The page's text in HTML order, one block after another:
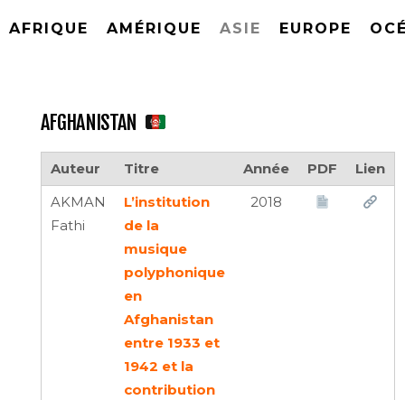
AFRIQUE AMÉRIQUE ASIE EUROPE
AFGHANISTAN
Auteur Titre Année PDF
Lien
AKMAN
Fathi
L’institution
de la
musique
polyphonique
en
Afghanistan
entre 1933 et
1942 et la
contribution
2018